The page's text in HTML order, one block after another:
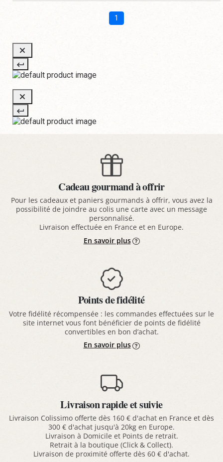
1
Cadeau gourmand à offrir
Pour les cadeaux et paniers gourmands à offrir, vous avez la
possibilité de joindre au colis une carte avec un message
personnalisé.
Livraison effectuée en France et en Europe.
En savoir plus
Points de fidélité
Votre fidélité récompensée : les commandes effectuées sur le
site internet vous font bénéficier de points de fidélité
convertibles en bon d’achat.
En savoir plus
Livraison rapide et suivie
Livraison Colissimo offerte dès 160 € d'achat en France et dès
300 € d'achat jusqu'à 20kg en Europe.
Livraison à Domicile et Points de retrait.
Retrait à la boutique (Click & Collect).
Livraison de proximité offerte dès 60 € d'achat.